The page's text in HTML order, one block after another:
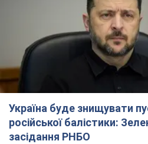
Україна буде знищувати
російської балістики:
засідання РНБО